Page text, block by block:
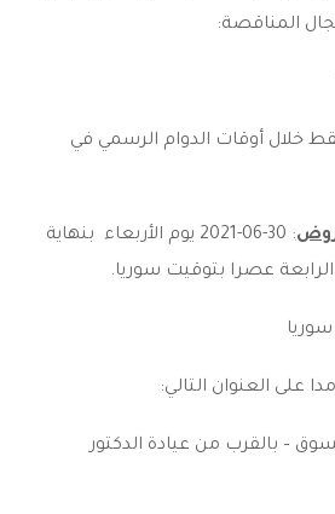
المناقصة:
خلال أوقات الدوام الرسمي في
: 30-06-2021 يوم الأربعاء بنهاية
عصرا بتوقيت سوريا.
– بالقرب من عيادة الدكتور